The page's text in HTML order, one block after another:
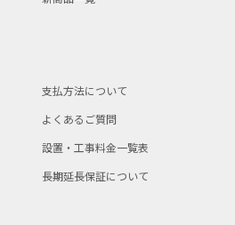
支払方法について
よくあるご質問
設置・工事料金一覧表
長期延長保証について